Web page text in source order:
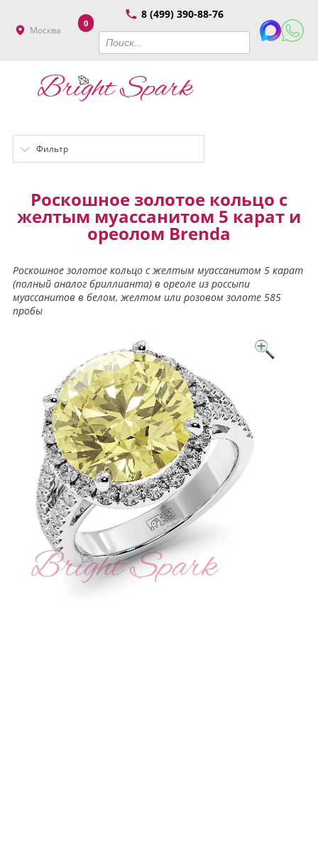
Москва
8 (499) 390-88-76
0
Фильтр
Роскошное золотое кольцо с
желтым муассанитом 5 карат и
ореолом Brenda
Роскошное золотое кольцо с желтым муассанитом 5 карат
(полный аналог бриллианта) в ореоле из россыпи
муассанитов в белом, желтом или розовом золоте 585
пробы